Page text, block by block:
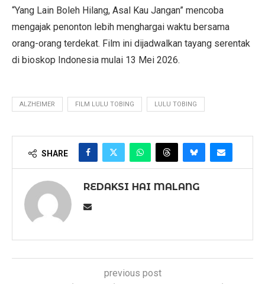
“Yang Lain Boleh Hilang, Asal Kau Jangan” mencoba
mengajak penonton lebih menghargai waktu bersama
orang-orang terdekat. Film ini dijadwalkan tayang serentak
di bioskop Indonesia mulai 13 Mei 2026.
ALZHEIMER FILM LULU TOBING LULU TOBING
SHARE
REDAKSI HAI MALANG
previous post